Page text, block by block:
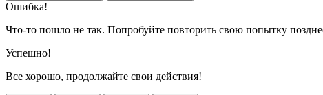
Ошибка!
Что-то пошло не так. Попробуйте повторить свою попытку
Успешно!
Все хорошо, продолжайте свои действия!